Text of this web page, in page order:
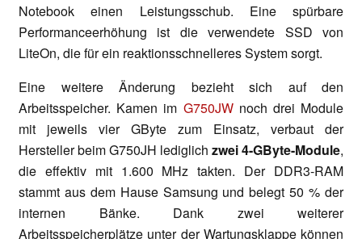
Notebook einen Leistungsschub. Eine spürbare
Performanceerhöhung ist die verwendete SSD von
LiteOn, die für ein reaktionsschnelleres System sorgt.
Eine weitere Änderung bezieht sich auf den
Arbeitsspeicher. Kamen im G750JWnoch drei Module
mit jeweils vier GByte zum Einsatz, verbaut der
Hersteller beim G750JH lediglich zwei 4-GByte-Module,
die effektiv mit 1.600 MHz takten. Der DDR3-RAM
stammt aus dem Hause Samsung und belegt 50 % der
internen Bänke. Dank zwei weiterer
Arbeitsspeicherplätze unter der Wartungsklappe können